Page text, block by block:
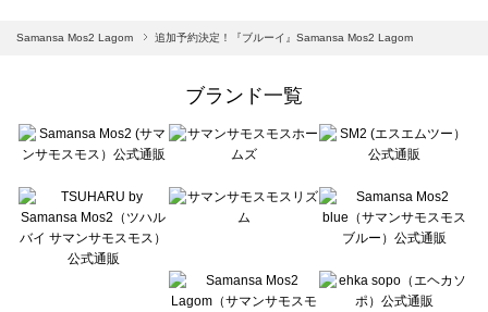
Samansa Mos2 blue（サマンサモスモス ブルー）の一覧
Te chichi（テチチ）の一覧
Te chichi CLASSIC（テチチ クラシック）の一覧
Lugnoncure（ルノンキュール）の一覧
BETTY'S BLUE（べティーズブルー）の一覧
Wpc.（ワールドパーティー）の一覧
Samansa Mos2 Lagom 追加予約決定！『ブルーイ』Samansa Mos2 Lagom
ブランド一覧